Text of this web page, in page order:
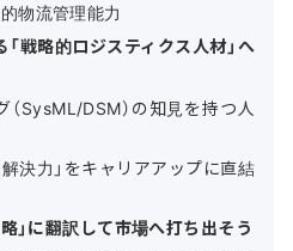
物流管理能力
戦略的ロジスティクス人材」へ
SysML/DSM）の知見を持つ人
決力」をキャリアアップに直結
」に翻訳して市場へ打ち出そう